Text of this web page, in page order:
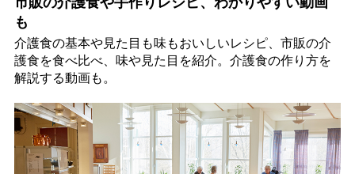
も
介護食の基本や見た目も味もおいしいレシピ、市販の介
護食を食べ比べ、味や見た目を紹介。介護食の作り方を
解説する動画も。